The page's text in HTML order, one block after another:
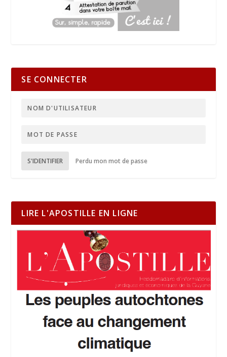
SE CONNECTER
S'IDENTIFIER Perdu mon mot de passe
LIRE L'APOSTILLE EN LIGNE